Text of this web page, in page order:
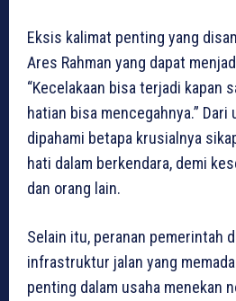
Eksis kalimat penting yang
Ares Rahman yang dapat
“Kecelakaan bisa terjadi kapan
hatian bisa mencegahnya.” Dari
dipahami betapa krusialnya
hati dalam berkendara, demi
dan orang lain.
Selain itu, peranan pemerintah
infrastruktur jalan yang
penting dalam usaha menekan